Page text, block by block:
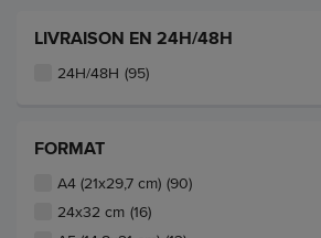
LIVRAISON EN 24H/48H
24H/48H (95)
FORMAT
A4 (21x29,7 cm) (90)
24x32 cm (16)